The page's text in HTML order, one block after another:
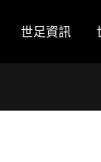
世足資訊